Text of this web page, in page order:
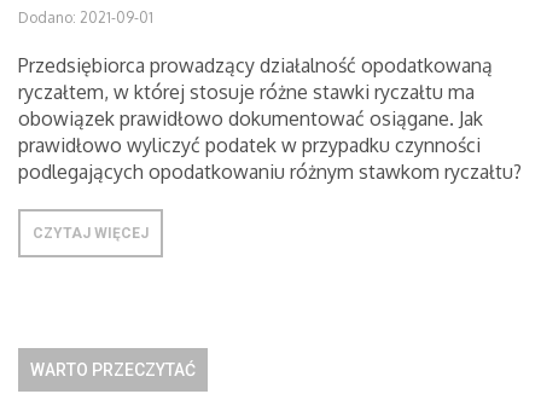
Dodano: 2021-09-01
Przedsiębiorca prowadzący działalność opodatkowaną
ryczałtem, w której stosuje różne stawki ryczałtu ma
obowiązek prawidłowo dokumentować osiągane. Jak
prawidłowo wyliczyć podatek w przypadku czynności
podlegających opodatkowaniu różnym stawkom ryczałtu?
CZYTAJ WIĘCEJ
WARTO PRZECZYTAĆ